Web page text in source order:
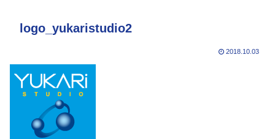
logo_yukaristudio2
2018.10.03